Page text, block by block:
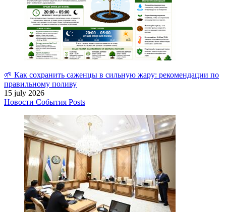
🌱 Как сохранить саженцы в сильную жару: рекомендации по
правильному поливу
15 july 2026
Новости События Posts